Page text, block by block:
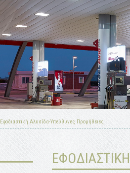
Εφοδιαστική Αλυσίδα-Υπεύθυνες Προμήθειες